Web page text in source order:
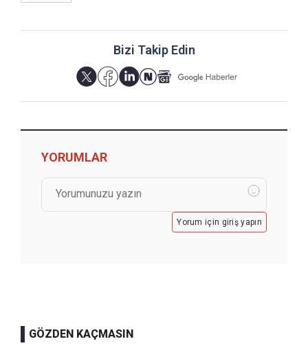
Bizi Takip Edin
YORUMLAR
Yorum için giriş yapın
GÖZDEN KAÇMASIN